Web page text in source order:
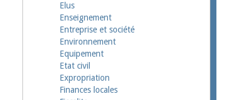
Elus
Enseignement
Entreprise et société
Environnement
Equipement
Etat civil
Expropriation
Finances locales